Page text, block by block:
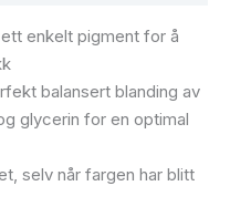
enkelt pigment for å
balansert blanding av
glycerin for en optimal
selv når fargen har blitt